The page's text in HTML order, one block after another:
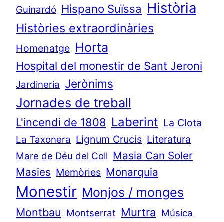
Guinardó Hispano Suïssa Història
Històries extraordinàries
Homenatge Horta
Hospital del monestir de Sant Jeroni
Jardineria Jerònims
Jornades de treball
L'incendi de 1808 Laberint La Clota
La Taxonera Lignum Crucis Literatura
Mare de Déu del Coll Masia Can Soler
Masies Memòries Monarquia
Monestir Monjos / monges
Montbau Montserrat Murtra Música